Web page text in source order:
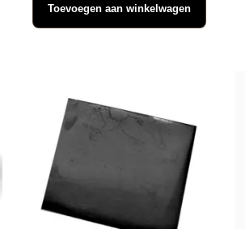
was:
is:
Toevoegen aan winkelwagen